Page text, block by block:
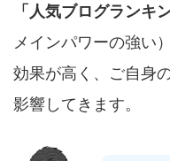
「人気ブログランキ
メインパワーの強い
効果が高く、ご自身
影響してきます。